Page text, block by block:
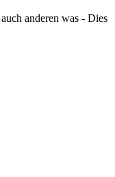
anderen was - Dies